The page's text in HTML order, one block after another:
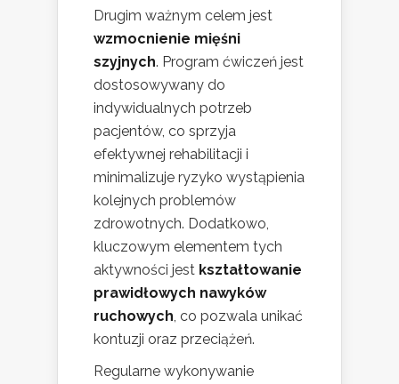
Drugim ważnym celem jest
wzmocnienie mięśni
szyjnych. Program ćwiczeń jest
dostosowywany do
indywidualnych potrzeb
pacjentów, co sprzyja
efektywnej rehabilitacji i
minimalizuje ryzyko wystąpienia
kolejnych problemów
zdrowotnych. Dodatkowo,
kluczowym elementem tych
aktywności jest kształtowanie
prawidłowych nawyków
ruchowych , co pozwala unikać
kontuzji oraz przeciążeń.
Regularne wykonywanie